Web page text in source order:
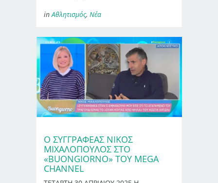
inΑθλητισμός, Νέα
Ο ΣΥΓΓΡΑΦΈΑΣ ΝΊΚΟΣ
ΜΙΧΑΛΌΠΟΥΛΟΣ ΣΤΟ
«BUONGIORNO» ΤΟΥ MEGA
CHANNEL